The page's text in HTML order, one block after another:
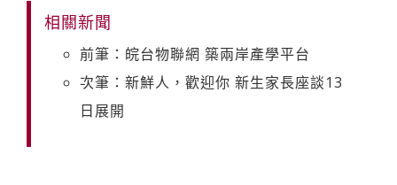
相關新聞
前筆：皖台物聯網 築兩岸產學平台
次筆：新鮮人，歡迎你 新生家長座談13
日展開